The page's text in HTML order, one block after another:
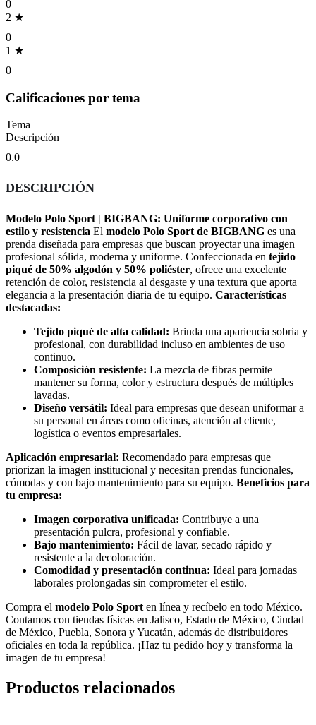
0
2 ★
0
1 ★
0
Calificaciones por tema
Tema
Descripción
0.0
DESCRIPCIÓN
Modelo Polo Sport | BIGBANG: Uniforme corporativo con
estilo y resistencia El modelo Polo Sport de BIGBANG es una
prenda diseñada para empresas que buscan proyectar una imagen
profesional sólida, moderna y uniforme. Confeccionada en tejido
piqué de 50% algodón y 50% poliéster, ofrece una excelente
retención de color, resistencia al desgaste y una textura que aporta
elegancia a la presentación diaria de tu equipo. Características
destacadas:
Tejido piqué de alta calidad: Brinda una apariencia sobria y
profesional, con durabilidad incluso en ambientes de uso
continuo.
Composición resistente: La mezcla de fibras permite
mantener su forma, color y estructura después de múltiples
lavadas.
Diseño versátil: Ideal para empresas que desean uniformar a
su personal en áreas como oficinas, atención al cliente,
logística o eventos empresariales.
Aplicación empresarial: Recomendado para empresas que
priorizan la imagen institucional y necesitan prendas funcionales,
cómodas y con bajo mantenimiento para su equipo. Beneficios para
tu empresa:
Imagen corporativa unificada: Contribuye a una
presentación pulcra, profesional y confiable.
Bajo mantenimiento: Fácil de lavar, secado rápido y
resistente a la decoloración.
Comodidad y presentación continua: Ideal para jornadas
laborales prolongadas sin comprometer el estilo.
Compra el modelo Polo Sport en línea y recíbelo en todo México.
Contamos con tiendas físicas en Jalisco, Estado de México, Ciudad
de México, Puebla, Sonora y Yucatán, además de distribuidores
oficiales en toda la república. ¡Haz tu pedido hoy y transforma la
imagen de tu empresa!
Productos relacionados